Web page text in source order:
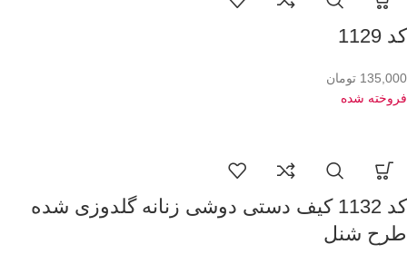
کد 1129
135,000 تومان
فروخته شده
کد 1132 کیف دستی دوشی زنانه گلدوزی شده
طرح شنل